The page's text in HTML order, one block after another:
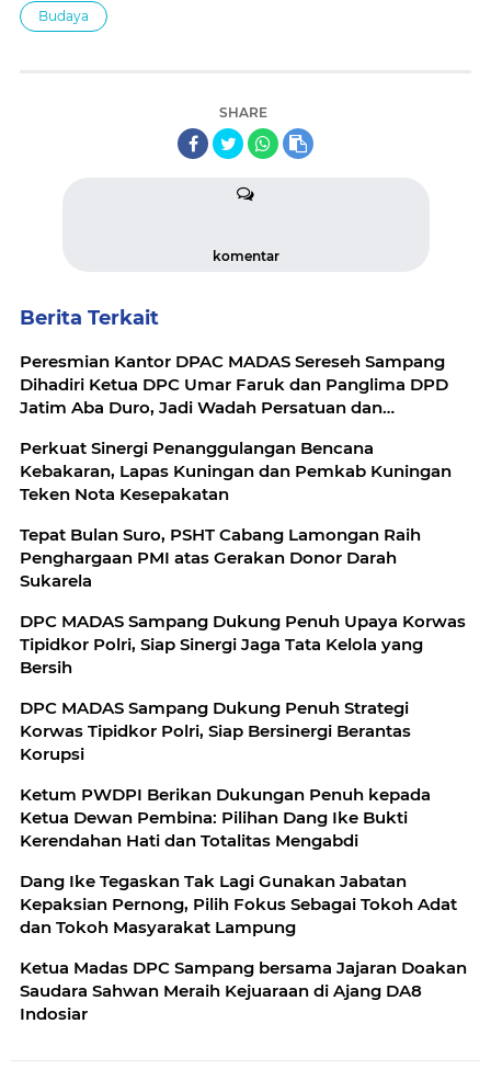
Budaya
SHARE
komentar
Berita Terkait
Peresmian Kantor DPAC MADAS Sereseh Sampang
Dihadiri Ketua DPC Umar Faruk dan Panglima DPD
Jatim Aba Duro, Jadi Wadah Persatuan dan
Perkuat Sinergi Penanggulangan Bencana
Kebakaran, Lapas Kuningan dan Pemkab Kuningan
Teken Nota Kesepakatan
Tepat Bulan Suro, PSHT Cabang Lamongan Raih
Penghargaan PMI atas Gerakan Donor Darah
Sukarela
DPC MADAS Sampang Dukung Penuh Upaya Korwas
Tipidkor Polri, Siap Sinergi Jaga Tata Kelola yang
Bersih
DPC MADAS Sampang Dukung Penuh Strategi
Korwas Tipidkor Polri, Siap Bersinergi Berantas
Korupsi
Ketum PWDPI Berikan Dukungan Penuh kepada
Ketua Dewan Pembina: Pilihan Dang Ike Bukti
Kerendahan Hati dan Totalitas Mengabdi
Dang Ike Tegaskan Tak Lagi Gunakan Jabatan
Kepaksian Pernong, Pilih Fokus Sebagai Tokoh Adat
dan Tokoh Masyarakat Lampung
Ketua Madas DPC Sampang bersama Jajaran Doakan
Saudara Sahwan Meraih Kejuaraan di Ajang DA8
Indosiar